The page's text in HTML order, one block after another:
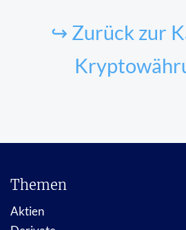
↪ Zurück zur
Themen
Aktien